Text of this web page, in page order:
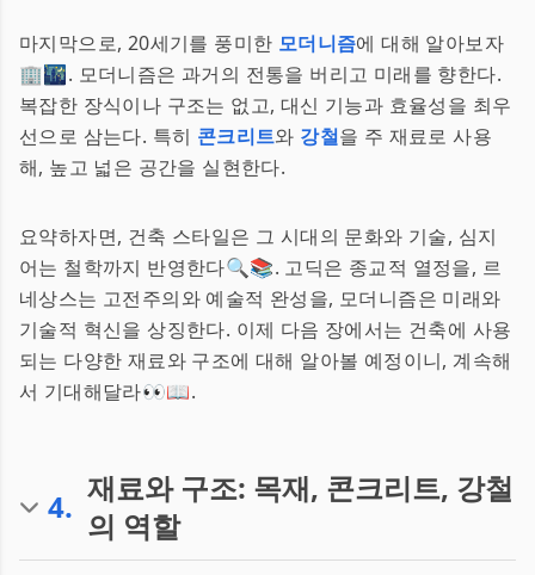
마지막으로, 20세기를 풍미한 모더니즘에 대해 알아보자
🏢🌃. 모더니즘은 과거의 전통을 버리고 미래를 향한다.
복잡한 장식이나 구조는 없고, 대신 기능과 효율성을 최우
선으로 삼는다. 특히 콘크리트와 강철을 주 재료로 사용
해, 높고 넓은 공간을 실현한다.
요약하자면, 건축 스타일은 그 시대의 문화와 기술, 심지
어는 철학까지 반영한다🔍📚. 고딕은 종교적 열정을, 르
네상스는 고전주의와 예술적 완성을, 모더니즘은 미래와
기술적 혁신을 상징한다. 이제 다음 장에서는 건축에 사용
되는 다양한 재료와 구조에 대해 알아볼 예정이니, 계속해
서 기대해달라👀📖.
4. 재료와 구조: 목재, 콘크리트, 강철
의 역할